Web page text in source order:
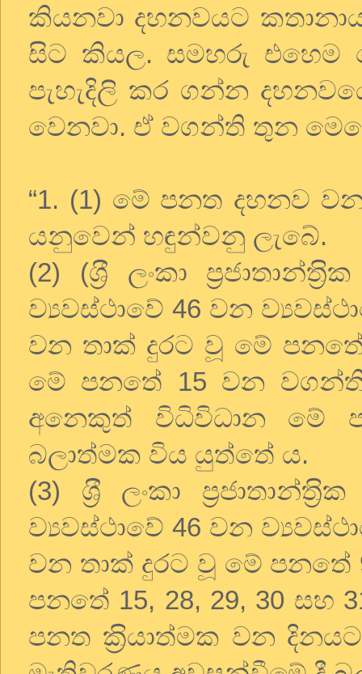
කියනවා දහනවයට
සිට කියල. සමහරු එහෙම
පැහැදිලි කර ගන්න
වෙනවා. ඒ වගන්ති තුන
“1. (1) මේ පනත දහනව
යනුවෙන් හඳුන්වනු ලැබේ.
(2) (ශ‍්‍රී ලංකා
ව්‍යවස්ථාවේ 46 වන
වන තාක් දුරට වූ මේ
මේ පනතේ 15 වන
අනෙකුත් විධිවිධාන මේ
බලාත්මක විය යුත්තේ ය.
(3) ශ‍්‍රී ලංකා
ව්‍යවස්ථාවේ 46 වන
වන තාක් දුරට වූ මේ
පනතේ 15, 28, 29, 30
පනත ක‍්‍රියාත්මක වන